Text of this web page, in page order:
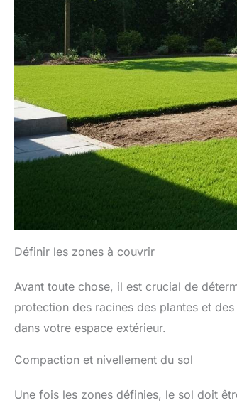
Définir les zones à couvrir
Avant toute chose, il est crucial de
protection des racines des plantes et
dans votre espace extérieur.
Compaction et nivellement du sol
Une fois les zones définies, le sol doit